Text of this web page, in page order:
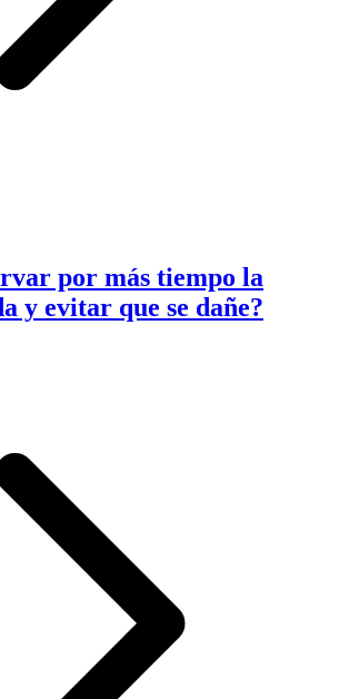
por más tiempo la
y evitar que se dañe?